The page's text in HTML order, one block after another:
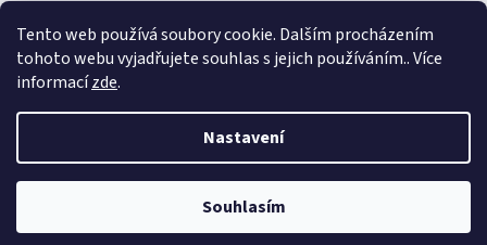
Tento web používá soubory cookie. Dalším procházením
tohoto webu vyjadřujete souhlas s jejich používáním.. Více
informacízde.
Nastavení
Souhlasím
Vytvořil Shoptet
rybarskesamolepky.cz